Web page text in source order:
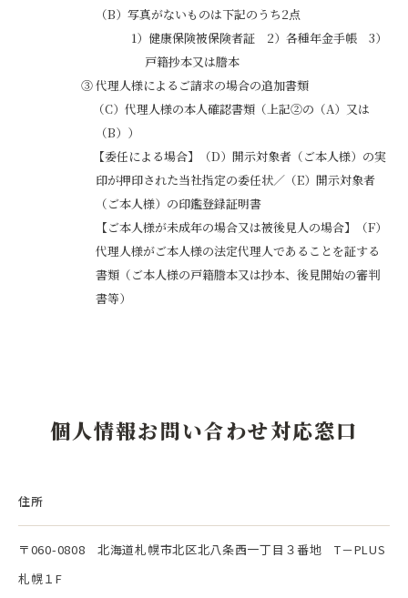
（B）写真がないものは下記のうち2点
1）健康保険被保険者証 2）各種年金手帳 3）
戸籍抄本又は謄本
③代理人様によるご請求の場合の追加書類
（C）代理人様の本人確認書類（上記②の（A）又は
（B））
【委任による場合】（D）開示対象者（ご本人様）の実
印が押印された当社指定の委任状／（E）開示対象者
（ご本人様）の印鑑登録証明書
【ご本人様が未成年の場合又は被後見人の場合】（F）
代理人様がご本人様の法定代理人であることを証する
書類（ご本人様の戸籍謄本又は抄本、後見開始の審判
書等）
個人情報お問い合わせ対応窓口
住所
〒060-0808 北海道札幌市北区北八条西一丁目３番地 T－PLUS
札幌１F